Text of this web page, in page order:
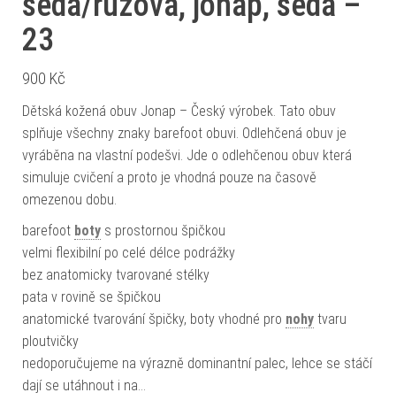
23
900 Kč
Dětská kožená obuv Jonap – Český výrobek. Tato obuv
splňuje všechny znaky barefoot obuvi. Odlehčená obuv je
vyráběna na vlastní podešvi. Jde o odlehčenou obuv která
simuluje cvičení a proto je vhodná pouze na časově
omezenou dobu.
barefoot boty s prostornou špičkou
velmi flexibilní po celé délce podrážky
bez anatomicky tvarované stélky
pata v rovině se špičkou
anatomické tvarování špičky, boty vhodné pro nohy tvaru
ploutvičky
nedoporučujeme na výrazně dominantní palec, lehce se stáčí
dají se utáhnout i na…